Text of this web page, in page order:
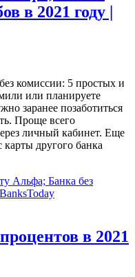
в 2021 году |
комиссии: 5 простых и
или планируете
заранее позаботиться
Проще всего
личный кабинет. Еще
другого банка
Альфа; Банка без
в 2021